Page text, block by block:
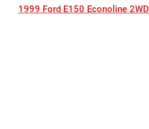
1999 Ford E150 Econoline 2WD